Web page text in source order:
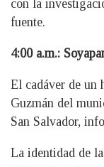
con la
fuente.
4:00 a.m.:
El cadáver de un
Guzmán del
San Salvador,
La identidad de